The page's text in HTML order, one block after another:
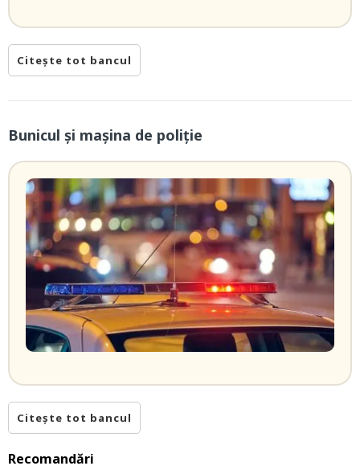
Citește tot bancul
Bunicul și mașina de poliție
Citește tot bancul
Recomandări